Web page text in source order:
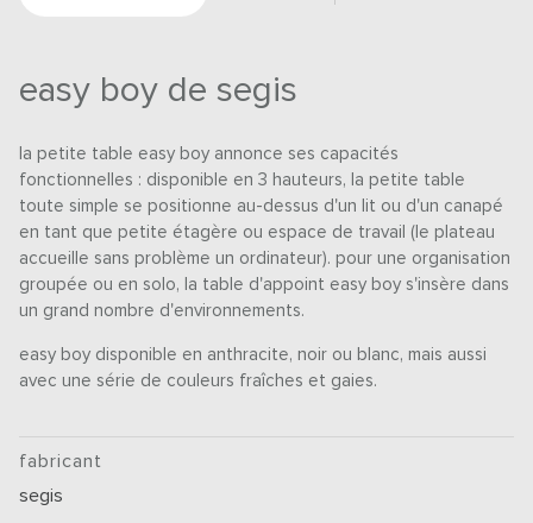
easy boy de segis
la petite table easy boy annonce ses capacités
fonctionnelles : disponible en 3 hauteurs, la petite table
toute simple se positionne au-dessus d'un lit ou d'un canapé
en tant que petite étagère ou espace de travail (le plateau
accueille sans problème un ordinateur). pour une organisation
groupée ou en solo, la table d'appoint easy boy s'insère dans
un grand nombre d'environnements.
easy boy disponible en anthracite, noir ou blanc, mais aussi
avec une série de couleurs fraîches et gaies.
fabricant
segis